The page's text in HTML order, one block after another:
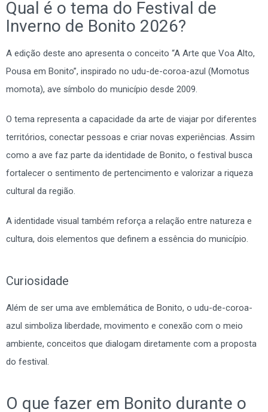
Qual é o tema do Festival de
Inverno de Bonito 2026?
A edição deste ano apresenta o conceito “A Arte que Voa Alto,
Pousa em Bonito”, inspirado no udu-de-coroa-azul (Momotus
momota), ave símbolo do município desde 2009.
O tema representa a capacidade da arte de viajar por diferentes
territórios, conectar pessoas e criar novas experiências. Assim
como a ave faz parte da identidade de Bonito, o festival busca
fortalecer o sentimento de pertencimento e valorizar a riqueza
cultural da região.
A identidade visual também reforça a relação entre natureza e
cultura, dois elementos que definem a essência do município.
Curiosidade
Além de ser uma ave emblemática de Bonito, o udu-de-coroa-
azul simboliza liberdade, movimento e conexão com o meio
ambiente, conceitos que dialogam diretamente com a proposta
do festival.
O que fazer em Bonito durante o